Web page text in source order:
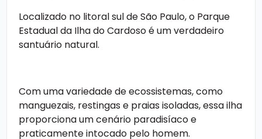
Localizado no litoral sul de São Paulo, o Parque
Estadual da Ilha do Cardoso é um verdadeiro
santuário natural.
Com uma variedade de ecossistemas, como
manguezais, restingas e praias isoladas, essa ilha
proporciona um cenário paradisíaco e
praticamente intocado pelo homem.